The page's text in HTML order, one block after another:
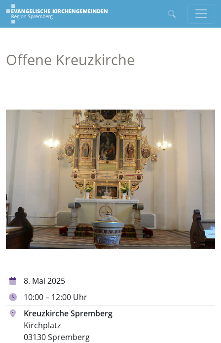
Offene Kreuzkirche
8. Mai 2025
10:00 – 12:00 Uhr
Kreuzkirche Spremberg
Kirchplatz
03130 Spremberg